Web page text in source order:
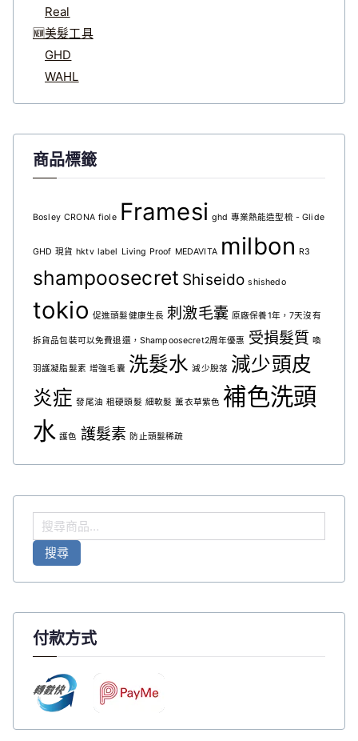
Real
🆕美髮工具
GHD
WAHL
商品標籤
Bosley CRONA fiole Framesi ghd 專業熱能造型梳 - Glide
GHD 現貨 hktv label Living Proof MEDAVITA milbon R3
shampoosecret Shiseido shishedo
tokio 促進頭髮健康生長 刺激毛囊 原廠保養1年，7天沒有
拆貨品包裝可以免費退還，Shampoosecret2周年優惠 受損髮質 喚
羽護凝脂髮素 增強毛囊 洗髮水 減少脫落 減少頭皮
炎症 發尾油 粗硬頭髮 細軟髮 薰衣草紫色 補色洗頭
水 護色 護髮素 防止頭髮稀疏
搜
尋
搜尋
付款方式